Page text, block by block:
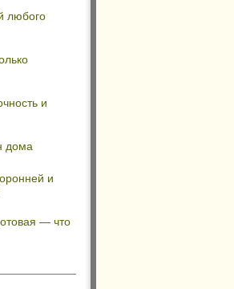
любого
и
дома
и
— что